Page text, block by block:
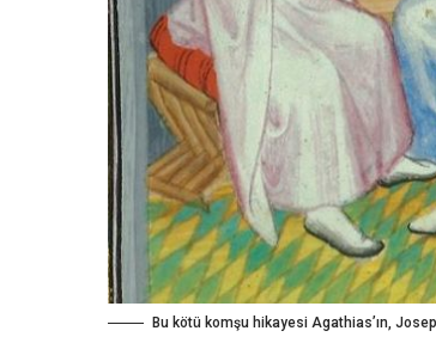
Bu kötü komşu hikayesi Agathias’ın,